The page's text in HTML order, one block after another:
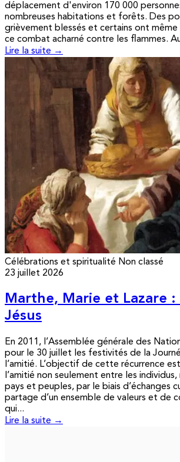
déplacement d'environ 170 000
nombreuses habitations et forêts. Des
grièvement blessés et certains ont même
ce combat acharné contre les flammes.
Lire la suite →
Célébrations et spiritualité Non classé
23 juillet 2026
Marthe, Marie et Lazare :
Jésus
En 2011, l’Assemblée générale des
pour le 30 juillet les festivités de la
l’amitié. L’objectif de cette récurrence
l’amitié non seulement entre les individus,
pays et peuples, par le biais d’échanges
partage d’un ensemble de valeurs et de
qui...
Lire la suite →